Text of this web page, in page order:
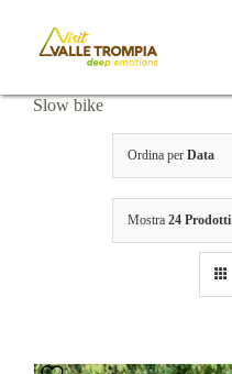
contenuto
Slow bike
Ordina per Data
Mostra 24 Prodotti